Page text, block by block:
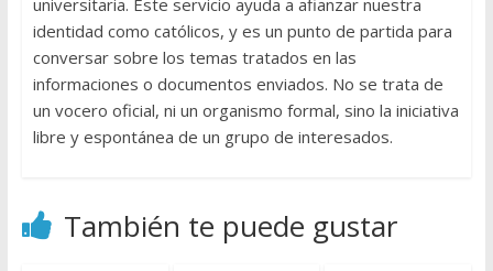
identidad como católicos, y es un punto de partida para
conversar sobre los temas tratados en las
informaciones o documentos enviados. No se trata de
un vocero oficial, ni un organismo formal, sino la iniciativa
libre y espontánea de un grupo de interesados.
También te puede gustar